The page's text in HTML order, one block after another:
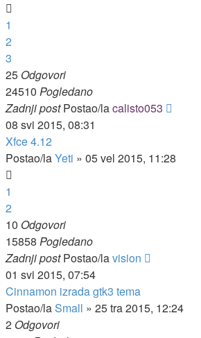
1
2
3
25 Odgovori
24510 Pogledano
Zadnji postPostao/lacalisto053
08 svi 2015, 08:31
Xfce 4.12
Postao/laYeti » 05 vel 2015, 11:28
1
2
10 Odgovori
15858 Pogledano
Zadnji postPostao/lavision
01 svi 2015, 07:54
Cinnamon izrada gtk3 tema
Postao/laSmall » 25 tra 2015, 12:24
2 Odgovori